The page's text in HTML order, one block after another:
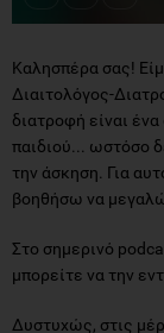
Καλησπέρα σας!
Διαιτολόγος-
διατροφή είναι
παιδιού... ωστόσο
την άσκηση. Για
βοηθήσω να
Στο σημερινό
μπορείτε να την
Δυστυχώς, στις